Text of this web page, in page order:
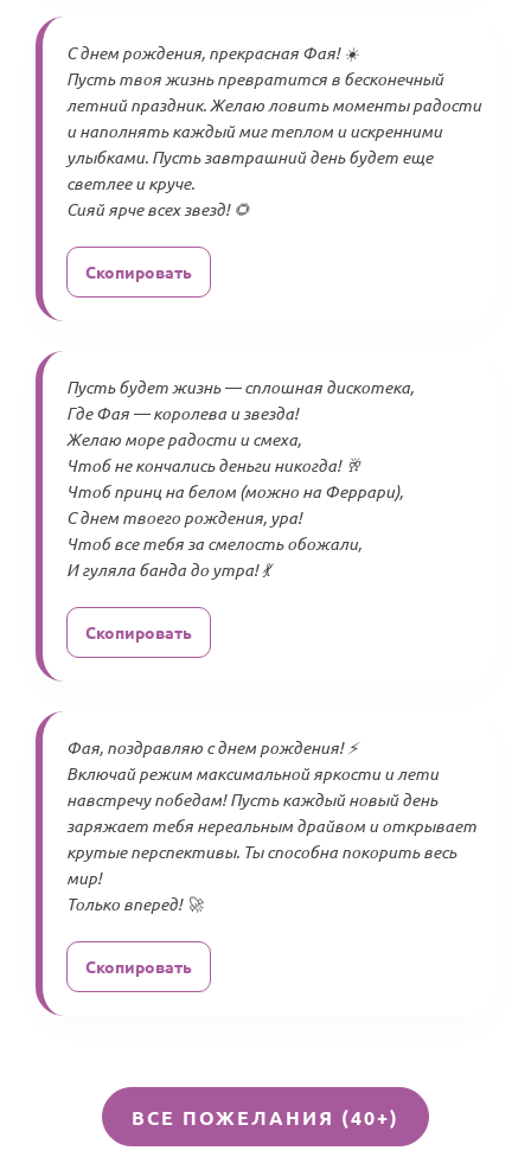
С днем рождения, прекрасная Фая! ☀️
Пусть твоя жизнь превратится в бесконечный
летний праздник. Желаю ловить моменты радости
и наполнять каждый миг теплом и искренними
улыбками. Пусть завтрашний день будет еще
светлее и круче.
Сияй ярче всех звезд! 🌻
Скопировать
Пусть будет жизнь — сплошная дискотека,
Где Фая — королева и звезда!
Желаю море радости и смеха,
Чтоб не кончались деньги никогда! 🥂
Чтоб принц на белом (можно на Феррари),
С днем твоего рождения, ура!
Чтоб все тебя за смелость обожали,
И гуляла банда до утра! 💃
Скопировать
Фая, поздравляю с днем рождения! ⚡️
Включай режим максимальной яркости и лети
навстречу победам! Пусть каждый новый день
заряжает тебя нереальным драйвом и открывает
крутые перспективы. Ты способна покорить весь
мир!
Только вперед! 🚀
Скопировать
ВСЕ ПОЖЕЛАНИЯ (40+)